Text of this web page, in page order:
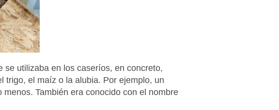
utilizaba en los caseríos, en concreto,
trigo, el maíz o la alubia. Por ejemplo, un
También era conocido con el nombre